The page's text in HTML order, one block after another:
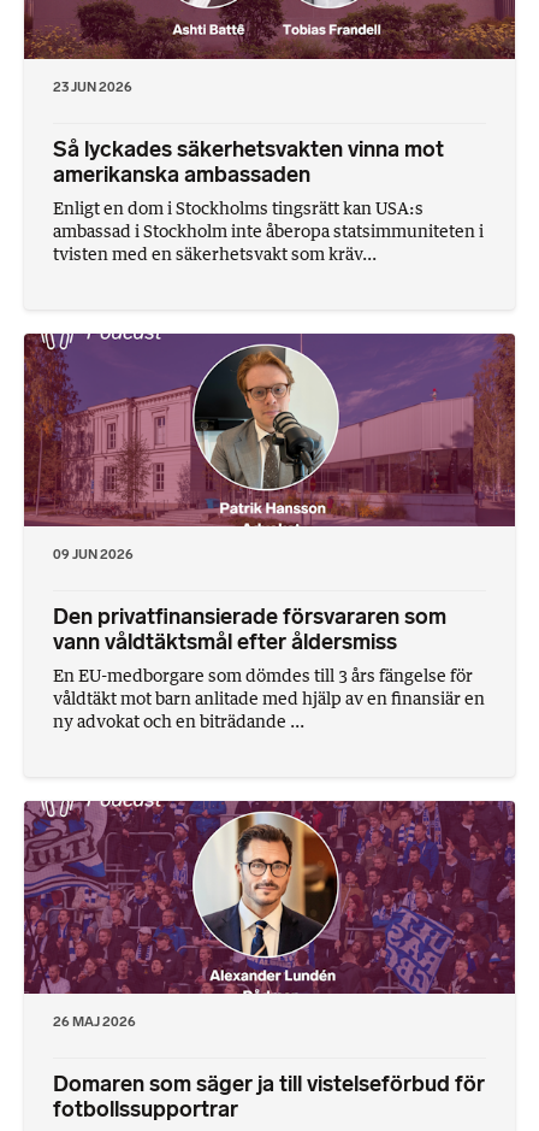
23 JUN 2026
Så lyckades säkerhetsvakten vinna mot
amerikanska ambassaden
Enligt en dom i Stockholms tingsrätt kan USA:s
ambassad i Stockholm inte åberopa statsimmuniteten i
tvisten med en säkerhetsvakt som kräv...
09 JUN 2026
Den privatfinansierade försvararen som
vann våldtäktsmål efter åldersmiss
En EU-medborgare som dömdes till 3 års fängelse för
våldtäkt mot barn anlitade med hjälp av en finansiär en
ny advokat och en biträdande ...
26 MAJ 2026
Domaren som säger ja till vistelseförbud för
fotbollssupportrar